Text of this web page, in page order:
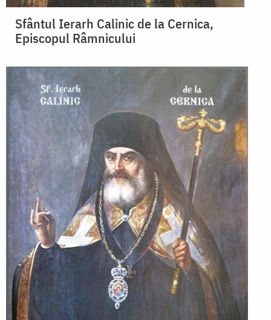
Sfântul Ierarh Calinic de la Cernica,
Episcopul Râmnicului